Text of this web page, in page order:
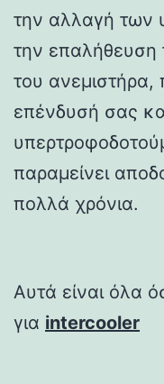
την αλλαγή των
την επαλήθευση
του ανεμιστήρα,
επένδυσή σας
παραμείνει
πολλά χρόνια.
Αυτά είναι όλα
για intercooler